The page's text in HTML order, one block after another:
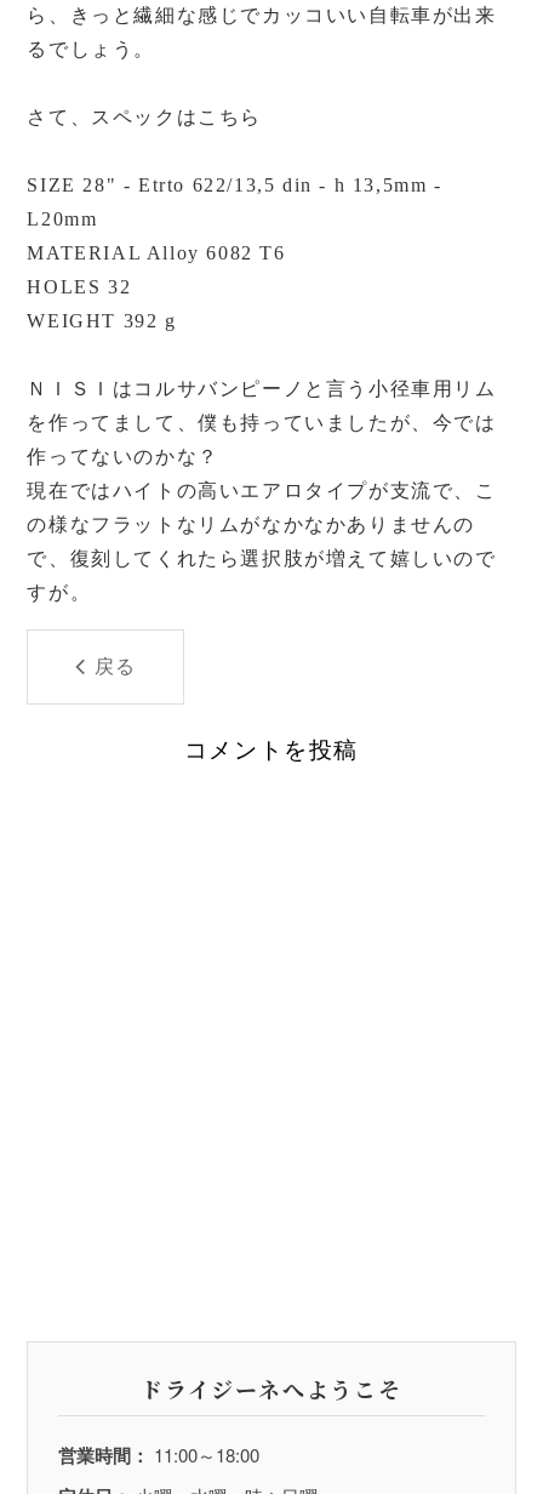
ら、きっと繊細な感じでカッコいい自転車が出来
るでしょう。
さて、スペックはこちら
SIZE 28" - Etrto 622/13,5 din - h 13,5mm -
L20mm
MATERIAL Alloy 6082 T6
HOLES 32
WEIGHT 392 g
ＮＩＳＩはコルサバンピーノと言う小径車用リム
を作ってまして、僕も持っていましたが、今では
作ってないのかな？
現在ではハイトの高いエアロタイプが支流で、こ
の様なフラットなリムがなかなかありませんの
で、復刻してくれたら選択肢が増えて嬉しいので
すが。
戻る
コメントを投稿
ドライジーネへようこそ
営業時間： 11:00～18:00